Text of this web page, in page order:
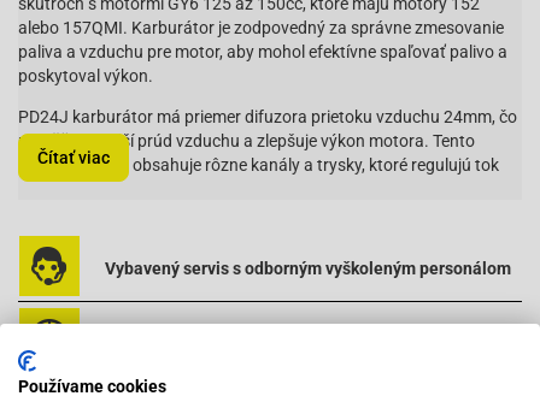
alebo 157QMI. Karburátor je zodpovedný za správne zmesovanie
paliva a vzduchu pre motor, aby mohol efektívne spaľovať palivo a
poskytoval výkon.
PD24J karburátor má priemer difuzora prietoku vzduchu 24mm, čo
umožňuje väčší prúd vzduchu a zlepšuje výkon motora. Tento
karburátor tiež obsahuje rôzne kanály a trysky, ktoré regulujú tok
Pri správnej údržbe a nastavení karburátora PD24J môže skúter s
motorom GY6 dosiahnuť vysokú účinnosť a výkon. To môže
zahrňovať čistenie a nastavovanie trysiek, kontrolu hladiny paliva a
prípadnú výmenu poškodených dielov.
Čítať viac
Vybavený servis s odborným vyškoleným personálom
Používame cookies